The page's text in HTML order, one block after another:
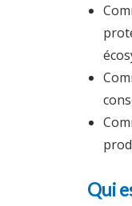
Qui